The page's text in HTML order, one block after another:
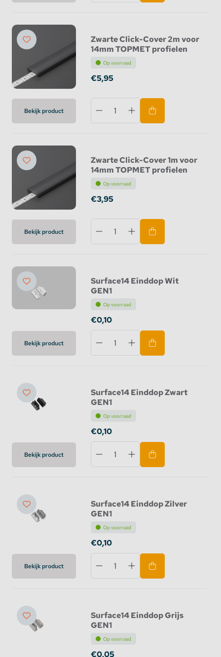
Bekijk product
Zwarte Click-Cover 2m voor
14mm TOPMET profielen
Op voorraad
€5,95
Bekijk product
Zwarte Click-Cover 1m voor
14mm TOPMET profielen
Op voorraad
€3,95
Bekijk product
Surface14 Einddop Wit
GEN1
Op voorraad
€0,10
Bekijk product
Surface14 Einddop Zwart
GEN1
Op voorraad
€0,10
Bekijk product
Surface14 Einddop Zilver
GEN1
Op voorraad
€0,10
Surface14 Einddop Grijs
GEN1
Op voorraad
€0,05